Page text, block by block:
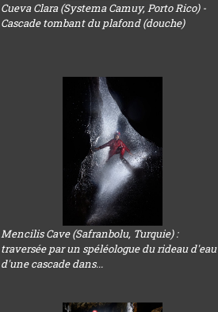
Cueva Clara (Systema Camuy, Porto Rico) -
Cascade tombant du plafond (douche)
Mencilis Cave (Safranbolu, Turquie) :
traversée par un spéléologue du rideau d'eau
d'une cascade dans...